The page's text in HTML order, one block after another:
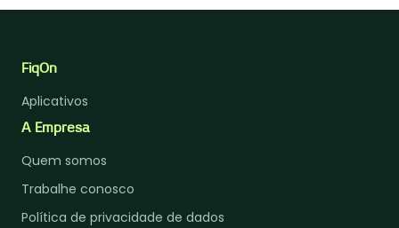
FiqOn
Aplicativos
A Empresa
Quem somos
Trabalhe conosco
Política de privacidade de dados